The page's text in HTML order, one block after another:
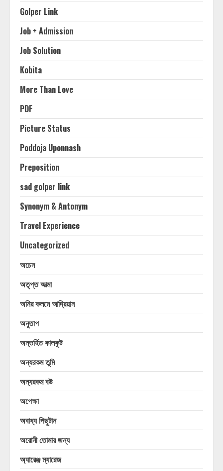
Golper Link
Job + Admission
Job Solution
Kobita
More Than Love
PDF
Picture Status
Poddoja Uponnash
Preposition
sad golper link
Synonym & Antonym
Travel Experience
Uncategorized
অচেন
অতৃপ্ত আত্মা
অনির কলমে আদ্রিয়ান
অনুতাপ
অন্তর্হিত কালকূট
অন্যরকম তুমি
অন্যরকম বউ
অপেক্ষা
অবাধ্য পিছুটান
অরোনী তোমার জন্য
অ্যারেঞ্জ ম্যারেজ